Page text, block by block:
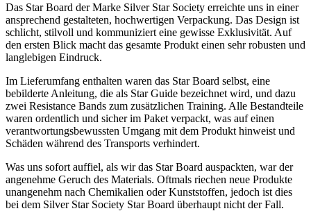
Das Star Board der Marke Silver Star Society erreichte uns in einer
ansprechend gestalteten, hochwertigen Verpackung. Das Design ist
schlicht, stilvoll und kommuniziert eine gewisse Exklusivität. Auf
den ersten Blick macht das gesamte Produkt einen sehr robusten und
langlebigen Eindruck.
Im Lieferumfang enthalten waren das Star Board selbst, eine
bebilderte Anleitung, die als Star Guide bezeichnet wird, und dazu
zwei Resistance Bands zum zusätzlichen Training. Alle Bestandteile
waren ordentlich und sicher im Paket verpackt, was auf einen
verantwortungsbewussten Umgang mit dem Produkt hinweist und
Schäden während des Transports verhindert.
Was uns sofort auffiel, als wir das Star Board auspackten, war der
angenehme Geruch des Materials. Oftmals riechen neue Produkte
unangenehm nach Chemikalien oder Kunststoffen, jedoch ist dies
bei dem Silver Star Society Star Board überhaupt nicht der Fall.